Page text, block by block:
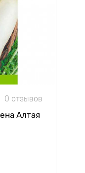
0 отзывов
Алтая